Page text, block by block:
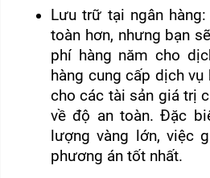
Lưu trữ tại ngân
toàn hơn, nhưng bạn
phí hàng năm cho
hàng cung cấp dịch
cho các tài sản giá trị
về độ an toàn. Đặc
lượng vàng lớn, việc
phương án tốt nhất.